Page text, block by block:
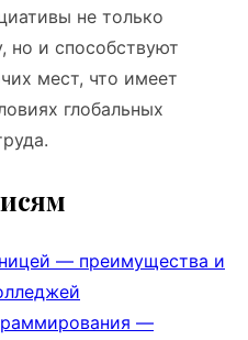
не только
но и способствуют
мест, что имеет
глобальных
— преимущества и
—